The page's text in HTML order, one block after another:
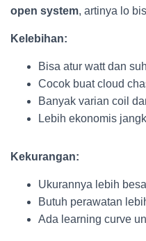
open system, artinya lo
Kelebihan:
Bisa atur watt dan
Cocok buat cloud
Banyak varian coil
Lebih ekonomis
Kekurangan:
Ukurannya lebih
Butuh perawatan
Ada learning curve